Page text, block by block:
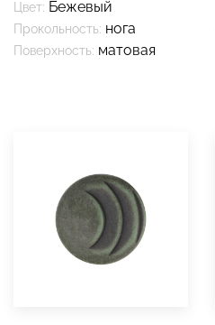
Цвет: Бежевый
Прокольность: нога
Поверхность: матовая